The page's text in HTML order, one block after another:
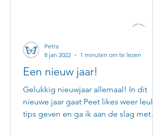
Een nieuw jaar!
Gelukkig nieuwjaar allemaal! In dit
nieuwe jaar gaat Peet likes weer leuke
tips geven en ga ik aan de slag met
Petra
8 jan 2022
1 minuten om te lezen